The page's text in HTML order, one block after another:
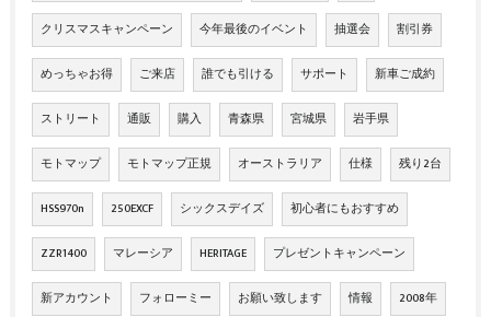
クリスマスキャンペーン 今年最後のイベント 抽選会 割引券
めっちゃお得 ご来店 誰でも引ける サポート 新車ご成約
ストリート 通販 購入 青森県 宮城県 岩手県
モトマップ モトマップ正規 オーストラリア 仕様 残り2台
HSS970n 250EXCF シックスデイズ 初心者にもおすすめ
ZZR1400 マレーシア HERITAGE プレゼントキャンペーン
新アカウント フォローミー お願い致します 情報 2008年